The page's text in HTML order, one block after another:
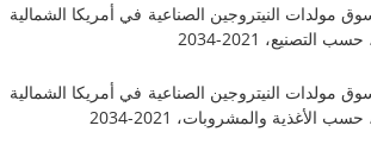
النيتروجين الصناعية في أمريكا الشمالية
2034
النيتروجين الصناعية في أمريكا الشمالية
2021-2034